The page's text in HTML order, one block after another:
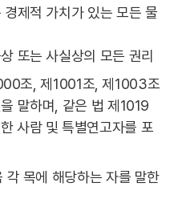
제적 가치가 있는 모든 물
또는 사실상의 모든 권리
조, 제1001조, 제1003조
말하며, 같은 법 제1019
사람 및 특별연고자를 포
목에 해당하는 자를 말한